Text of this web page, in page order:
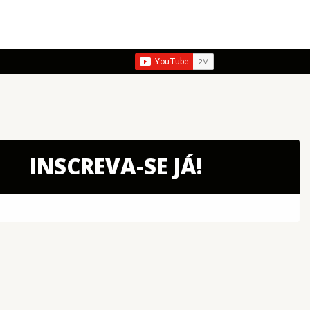
INSCREVA-SE JÁ!